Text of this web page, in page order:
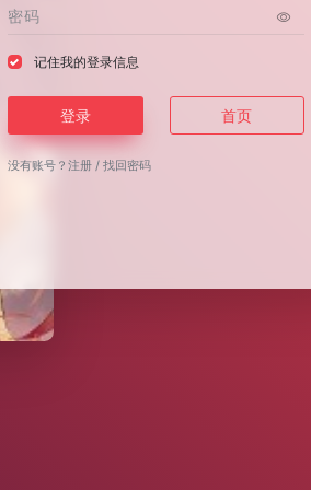
记住我的登录信息
登录 首页
没有账号？注册 /找回密码